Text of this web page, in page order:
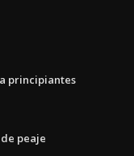
principiantes
peaje